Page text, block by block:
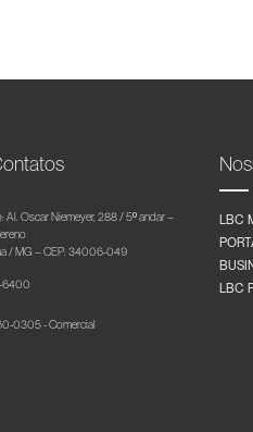
Al. Oscar Niemeyer, 288 / 5º andar –
/ MG – CEP: 34006-049
6400
0305 - Comercial
LBC
LBC